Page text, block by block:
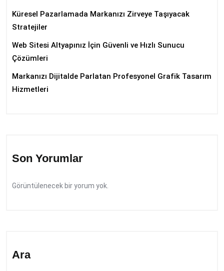
Küresel Pazarlamada Markanızı Zirveye Taşıyacak
Stratejiler
Web Sitesi Altyapınız İçin Güvenli ve Hızlı Sunucu
Çözümleri
Markanızı Dijitalde Parlatan Profesyonel Grafik Tasarım
Hizmetleri
Son Yorumlar
Görüntülenecek bir yorum yok.
Ara